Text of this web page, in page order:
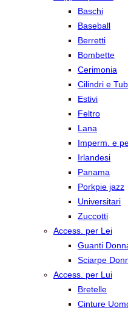
Baschi
Baseball
Berretti
Bombette
Cerimonia
Cilindri e
Estivi
Feltro
Lana
Imperm. e
Irlandesi
Panama
Porkpie jazz
Universitari
Zuccotti
Access. per Lei
Guanti
Sciarpe
Access. per Lui
Bretelle
Cinture